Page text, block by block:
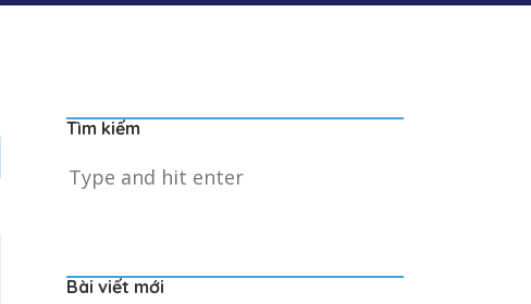
Tìm kiếm
Bài viết mới